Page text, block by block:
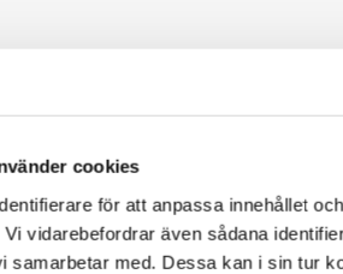
cookies
för att anpassa innehållet
vidarebefordrar även sådana
samarbetar med. Dessa kan i sin tur